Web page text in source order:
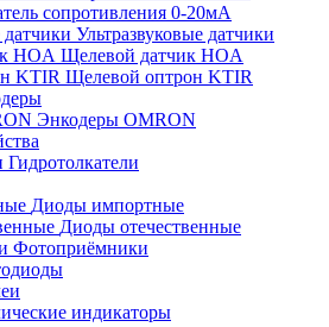
сопротивления 0-20мА
Ультразвуковые датчики
Щелевой датчик HOA
Щелевой оптрон KTIR
Энкодеры OMRON
Гидротолкатели
Диоды импортные
Диоды отечественные
Фотоприёмники